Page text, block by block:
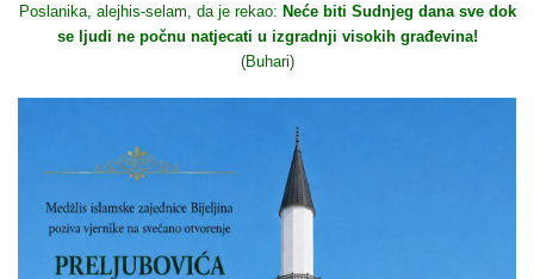
Poslanika, alejhis-selam, da je rekao: Neće biti Sudnjeg dana sve dok
se ljudi ne počnu natjecati u izgradnji visokih građevina!
(Buhari)